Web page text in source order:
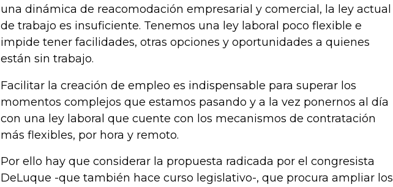
una dinámica de reacomodación empresarial y comercial, la ley actual
de trabajo es insuficiente. Tenemos una ley laboral poco flexible e
impide tener facilidades, otras opciones y oportunidades a quienes
están sin trabajo.
Facilitar la creación de empleo es indispensable para superar los
momentos complejos que estamos pasando y a la vez ponernos al día
con una ley laboral que cuente con los mecanismos de contratación
más flexibles, por hora y remoto.
Por ello hay que considerar la propuesta radicada por el congresista
DeLuque -que también hace curso legislativo-, que procura ampliar los